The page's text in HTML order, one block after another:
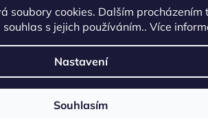
soubory cookies. Dalším procházením
s jejich používáním.. Více
Nastavení
Souhlasím